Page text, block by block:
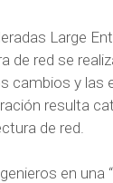
Large
de red se
cambios y las
resulta
de red.
en